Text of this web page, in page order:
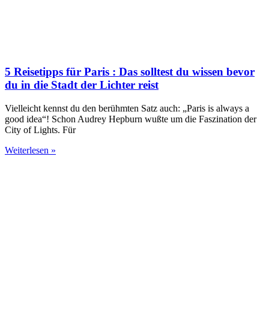
5 Reisetipps für Paris : Das solltest du wissen bevor
du in die Stadt der Lichter reist
Vielleicht kennst du den berühmten Satz auch: „Paris is always a
good idea“! Schon Audrey Hepburn wußte um die Faszination der
City of Lights. Für
Weiterlesen »